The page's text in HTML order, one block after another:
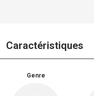
Caractéristiques
Genre